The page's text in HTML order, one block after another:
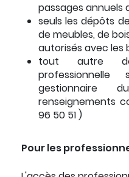
passages
seuls les dépôts
de meubles, de
autorisés avec les
tout autre
gestionnaire
renseignements
96 50 51 )
Pour les